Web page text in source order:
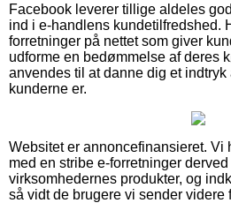
Facebook leverer tillige aldeles
ind i e-handlens kundetilfredshed.
forretninger på nettet som giver
udforme en bedømmelse af deres
anvendes til at danne dig et indtryk
kunderne er.
Websitet er annoncefinansieret. Vi
med en stribe e-forretninger
virksomhedernes produkter, og
så vidt de brugere vi sender videre